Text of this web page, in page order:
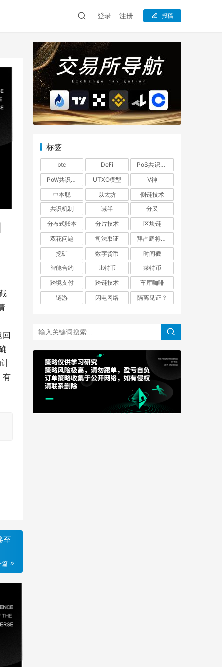
登录 注册 投稿
回
有
至
篇
标签
btc DeFi
PoS共识机制
PoW共识机制
UTXO模型
V神
中本聪
以太坊
侧链技术
共识机制
减半
分叉
分布式账本
分片技术
区块链
双花问题
司法取证
拜占庭将军问题
挖矿
数字货币
时间戳
智能合约
比特币
莱特币
跨境支付
跨链技术
车库咖啡
链游
闪电网络 隔离见证？